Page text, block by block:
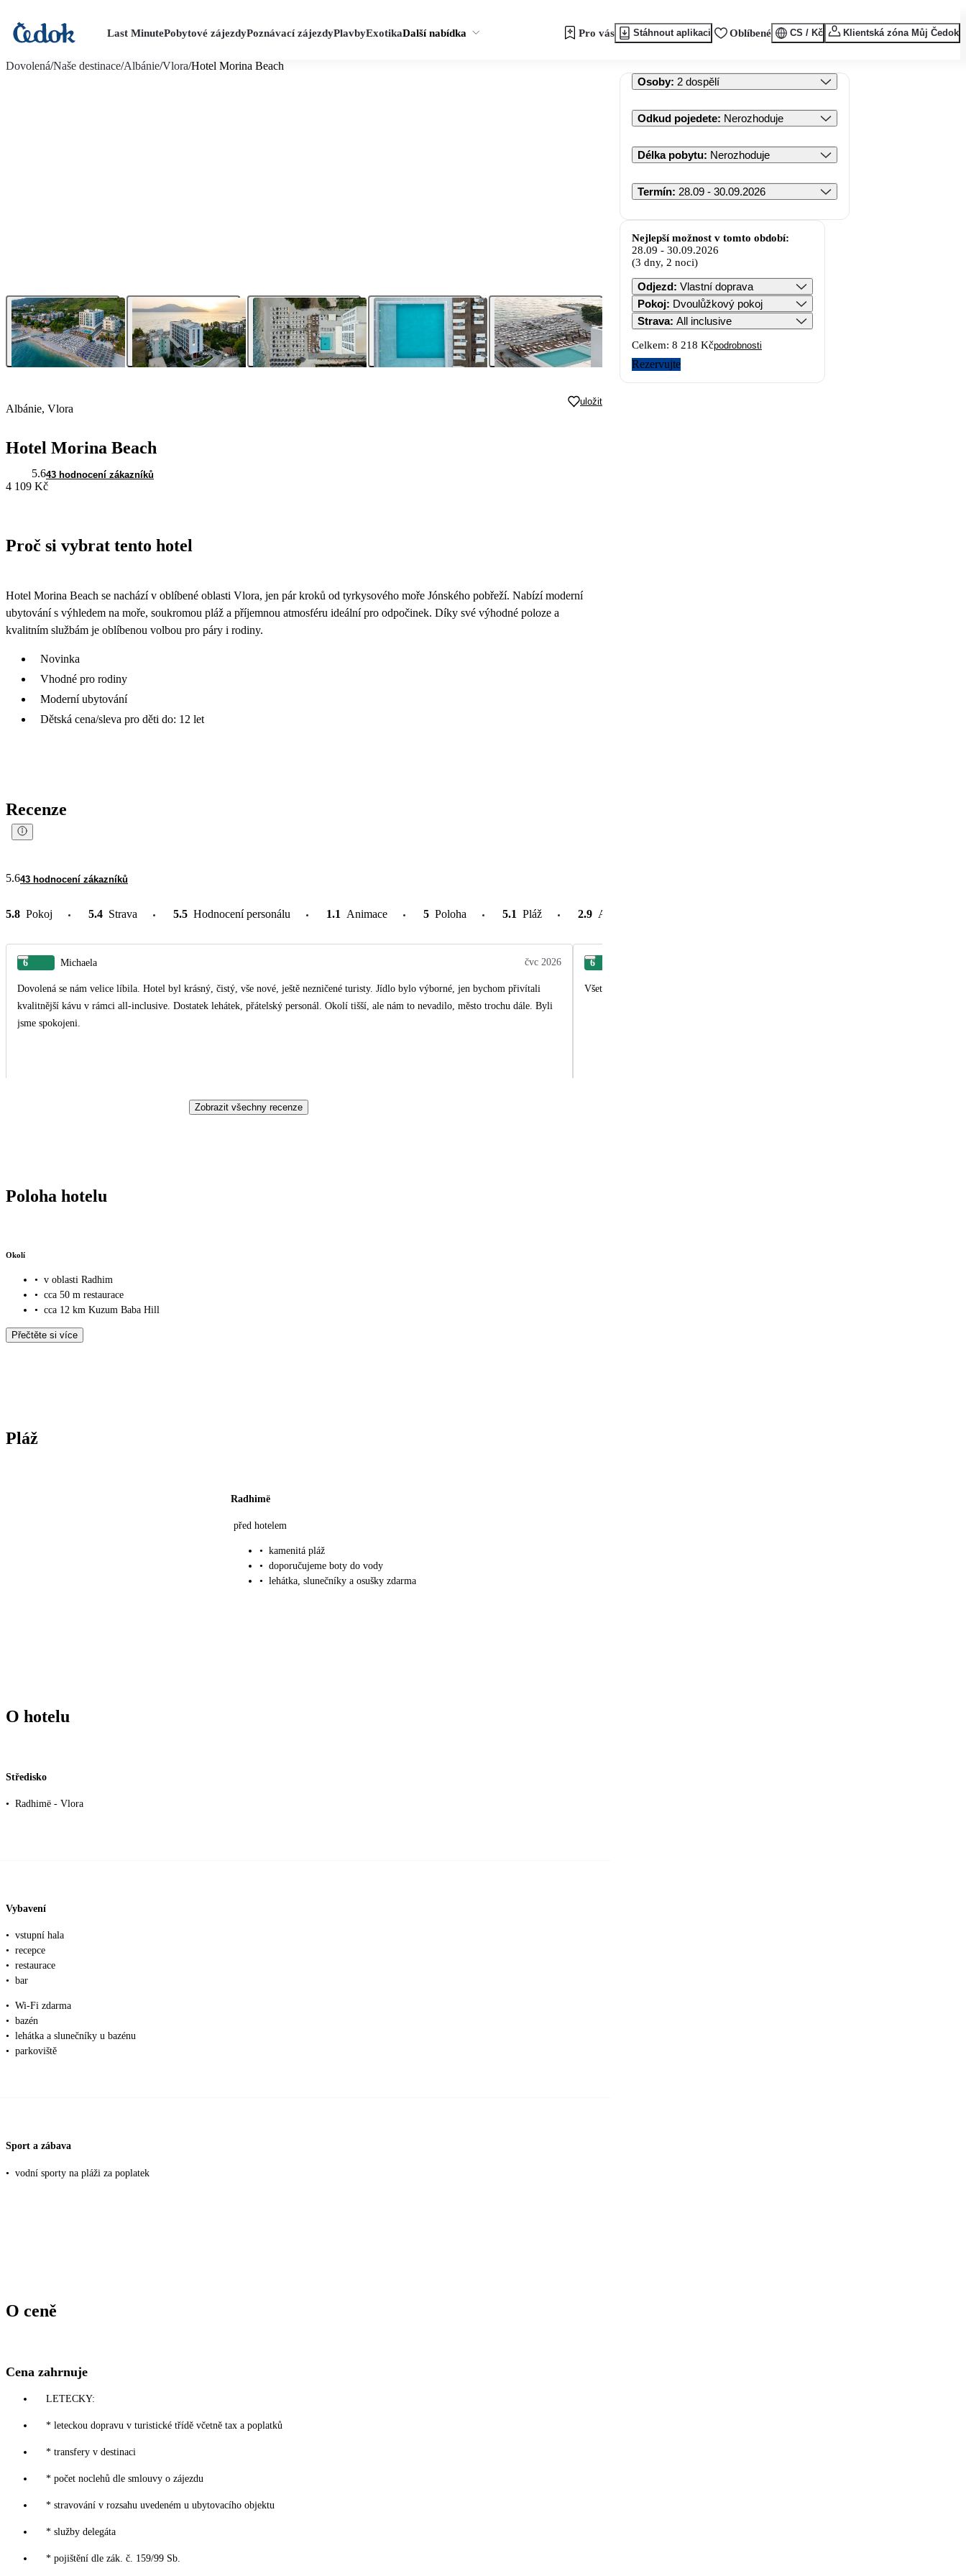
Last MinutePobytové zájezdyPoznávací zájezdyPlavbyExotikaDalší nabídka Pro vás Stáhnout aplikaci Oblíbené CS / Kč Klientská zóna Můj Čedok
Dovolená/Naše destinace/Albánie/Vlora/Hotel Morina Beach
Albánie, Vlora
uložit
Hotel Morina Beach
5.643 hodnocení zákazníků
4 109 Kč
Proč si vybrat tento hotel
Hotel Morina Beach se nachází v oblíbené oblasti Vlora, jen pár kroků od tyrkysového moře Jónského pobřeží. Nabízí moderní
ubytování s výhledem na moře, soukromou pláž a příjemnou atmosféru ideální pro odpočinek. Díky své výhodné poloze a
kvalitním službám je oblíbenou volbou pro páry i rodiny.
Novinka
Vhodné pro rodiny
Moderní ubytování
Dětská cena/sleva pro děti do: 12 let
Recenze
5.643 hodnocení zákazníků
5.8 Pokoj 5.4 Strava 5.5 Hodnocení personálu 1.1 Animace 5 Poloha 5.1 Pláž 2.9 Atrakce v okolí
6 Michaela čvc 2026
Dovolená se nám velice líbila. Hotel byl krásný, čistý, vše nové, ještě nezničené turisty. Jídlo bylo výborné, jen bychom přivítali
kvalitnější kávu v rámci all-inclusive. Dostatek lehátek, přátelský personál. Okolí tišší, ale nám to nevadilo, město trochu dále. Byli
jsme spokojeni.
6
Všetko super až na podpriemerne jedlo.
Zobrazit všechny recenze
Poloha hotelu
Okolí
• v oblasti Radhim
• cca 50 m restaurace
• cca 12 km Kuzum Baba Hill
Přečtěte si více
Pláž
Radhimë
před hotelem
• kamenitá pláž
• doporučujeme boty do vody
• lehátka, slunečníky a osušky zdarma
O hotelu
Středisko
• Radhimë - Vlora
Vybavení
• vstupní hala
• recepce
• restaurace
• bar
• Wi-Fi zdarma
• bazén
• lehátka a slunečníky u bazénu
• parkoviště
Sport a zábava
• vodní sporty na pláži za poplatek
O ceně
Cena zahrnuje
LETECKY:
* leteckou dopravu v turistické třídě včetně tax a poplatků
* transfery v destinaci
* počet noclehů dle smlouvy o zájezdu
* stravování v rozsahu uvedeném u ubytovacího objektu
* služby delegáta
* pojištění dle zák. č. 159/99 Sb.
Osoby: 2 dospělí
Odkud pojedete: Nerozhoduje
Délka pobytu: Nerozhoduje
Termín: 28.09 - 30.09.2026
Nejlepší možnost v tomto období:
28.09 - 30.09.2026
(3 dny, 2 noci)
Odjezd: Vlastní doprava
Pokoj: Dvoulůžkový pokoj
Strava: All inclusive
Celkem: 8 218 Kčpodrobnosti
Rezervujte